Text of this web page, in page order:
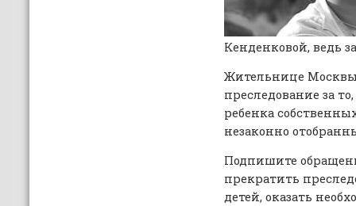
Кенденковой, ведь
Жительнице Москвы
преследование за
ребенка
незаконно
Подпишите
прекратить
детей, оказать